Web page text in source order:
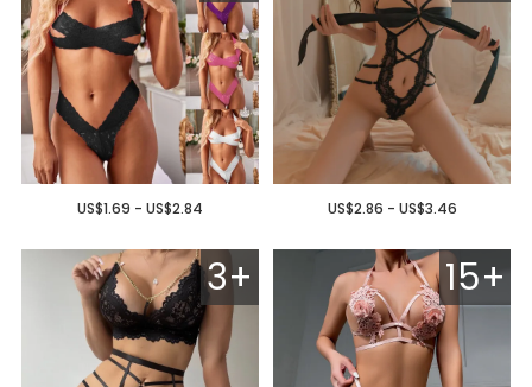
US$2.86 - US$3.46
US$1.69 - US$2.84
15+
3+